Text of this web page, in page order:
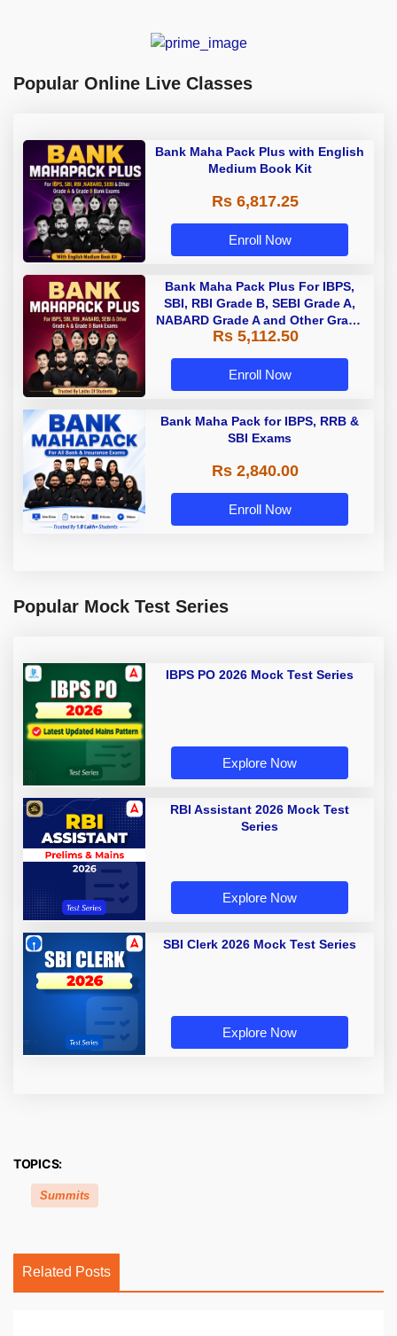
Popular Online Live Classes
Bank Maha Pack Plus with English
Medium Book Kit
Rs 6,817.25
Enroll Now
Bank Maha Pack Plus For IBPS,
SBI, RBI Grade B, SEBI Grade A,
NABARD Grade A and Other Grade
A & Grade B Bank Exams
Rs 5,112.50
Enroll Now
Bank Maha Pack for IBPS, RRB &
SBI Exams
Rs 2,840.00
Enroll Now
Popular Mock Test Series
IBPS PO 2026 Mock Test Series
Explore Now
RBI Assistant 2026 Mock Test
Series
Explore Now
SBI Clerk 2026 Mock Test Series
Explore Now
TOPICS:
Summits
Related Posts